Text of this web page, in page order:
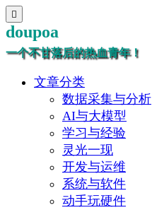

doupoa
一个不甘落后的热血青年！
文章分类
数据采集与分析
AI与大模型
学习与经验
灵光一现
开发与运维
系统与软件
动手玩硬件